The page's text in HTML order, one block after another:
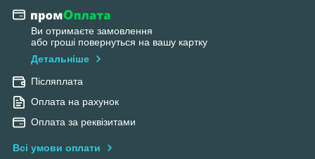
Ви отримаєте замовлення
або гроші повернуться на вашу картку
Детальніше
Післяплата
Оплата на рахунок
Оплата за реквізитами
Всі умови оплати